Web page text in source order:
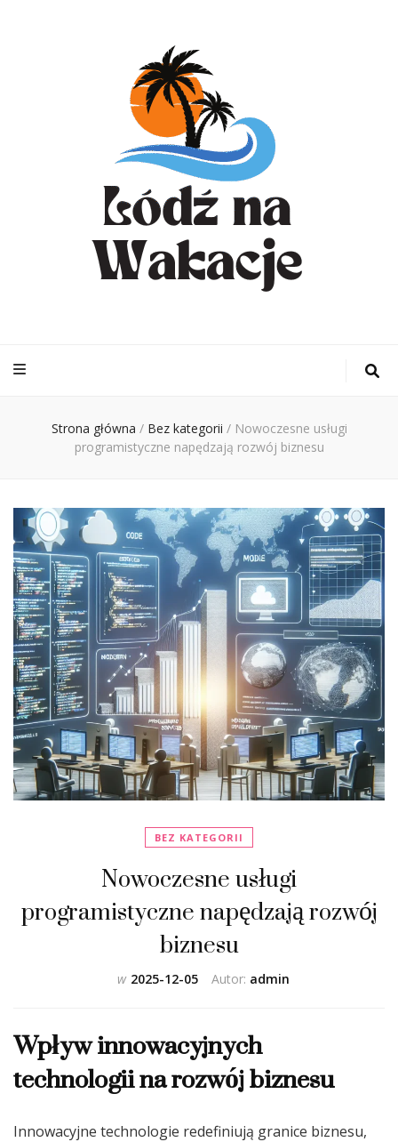
– Turystyka
Ciebie
Strona główna / Bez kategorii / Nowoczesne usługi
programistyczne napędzają rozwój biznesu
BEZ KATEGORII
Nowoczesne usługi
programistyczne napędzają rozwój
biznesu
Autor: admin
w 2025-12-05
Wpływ innowacyjnych
technologii na rozwój biznesu
Innowacyjne technologie redefiniują granice biznesu,